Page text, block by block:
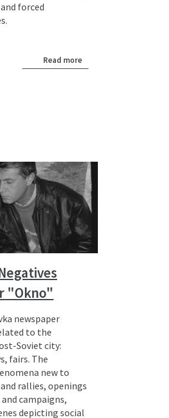
forced
Read more
"Okno"
newspaper
to the
Soviet city:
fairs. The
new to
rallies, openings
campaigns,
depicting social